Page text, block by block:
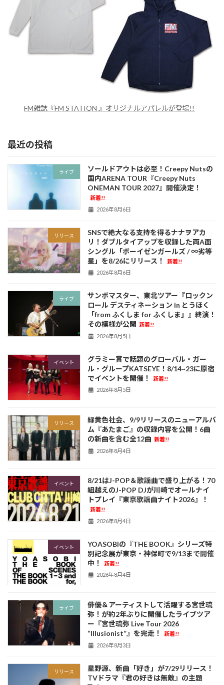
FM雑誌『FM STATION 』オリジナルアパレルが登場!!
最近の投稿
ライブ
ソールドアウトは必至！Creepy Nutsの
国内ARENA TOUR『Creepy Nuts
ONEMAN TOUR 2027』開催決定！
新着!!
2026年8月6日
リリース
SNSで絶大なる支持を得るナナヲアカ
リ！ダブルタイアップを収録した両A面
シングル「ボーイゼンガールズ / ∞劣等
星」を8/26にリリース！
新着!!
2026年8月6日
ライブ
サンボマスター、東北ツアー『ロックン
ロール デスティネーション in とうほく
「from ふくしま for ふくしま」』終演！
その模様が公開 新着!!
2026年8月5日
イベント
グラミー賞で話題のグローバル・ガー
ル・グループKATSEYE！8/14~23に原宿
でイベントを開催！
新着!!
2026年8月5日
リリース
緑黄色社会、9/9リリースのニューアルバ
ム『あたまご』の収録内容を公開！6曲
の新曲を含む全12曲 新着!!
2026年8月4日
イベント
8/21はJ-POP＆歌謡曲で盛り上がる！70
組越えのJ-POP DJが川崎でオールナイ
トプレイ『東京歌謡曲ナイト2026』！
新着!!
2026年8月4日
イベント
YOASOBIの『THE BOOK』シリーズ特
別記念展が東京・神保町で9/13まで開催
中！
新着!!
2026年8月4日
ライブ
俳優＆アーティストして活躍する宮世琉
弥！が約2年ぶりに開催したライブツア
ー『宮世琉弥 Live Tour 2026
“Illusionist”』を完走！
新着!!
2026年8月3日
リリース
星野源、新曲「好き」が7/29リリース！
TVドラマ『君の好きは無敵』の主題